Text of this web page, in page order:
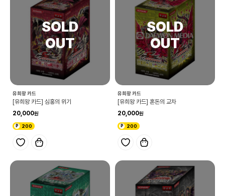
유희왕 카드
[유희왕 카드] 심홍의 위기
20,000
200
유희왕 카드
[유희왕 카드] 혼돈의 교차
20,000
200